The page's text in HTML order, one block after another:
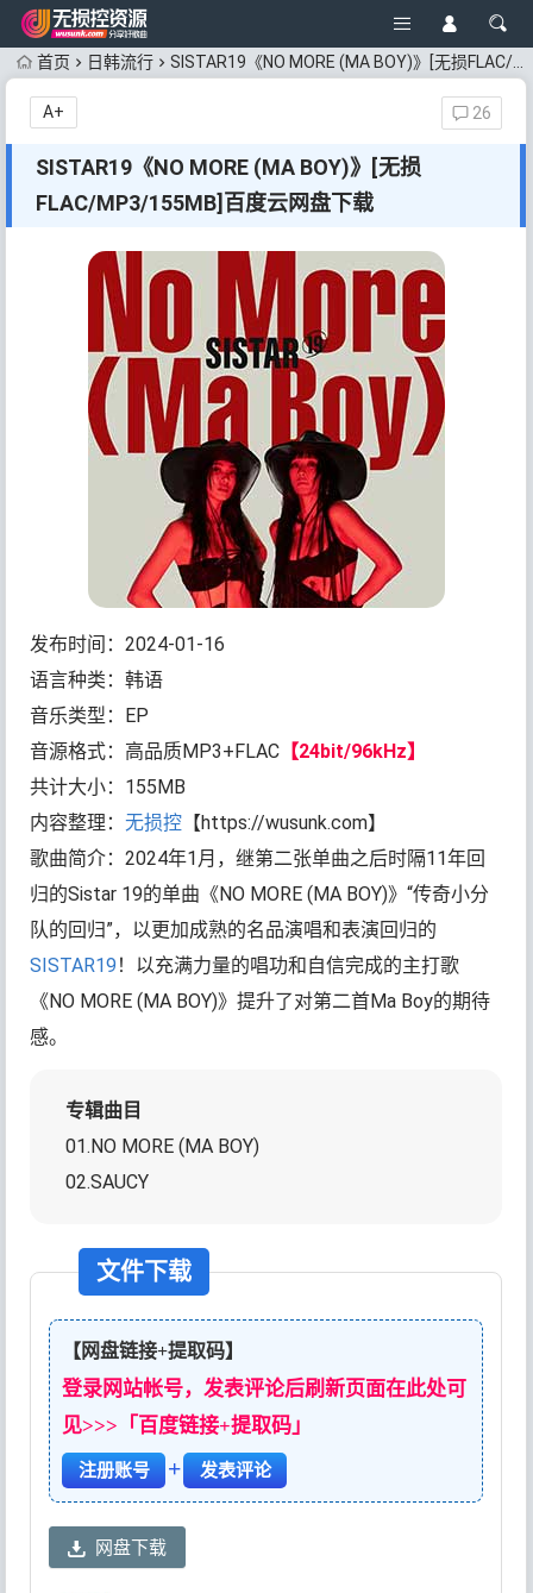
首页 日韩流行 SISTAR19《NO MORE (MA BOY)》[无损FLAC/MP3/155MB]百度云网盘下载
SISTAR19《NO MORE (MA BOY)》[无损
FLAC/MP3/155MB]百度云网盘下载
26
A+
发布时间：2024-01-16
语言种类：韩语
音乐类型：EP
音源格式：高品质MP3+FLAC 【24bit/96kHz】
共计大小：155MB
内容整理：无损控 【https://wusunk.com】
歌曲简介：2024年1月，继第二张单曲之后时隔11年回
归的Sistar 19的单曲《NO MORE (MA BOY)》“传奇小分
队的回归”，以更加成熟的名品演唱和表演回归的
SISTAR19 ！以充满力量的唱功和自信完成的主打歌
《NO MORE (MA BOY)》提升了对第二首Ma Boy的期待
感。
专辑曲目
01.NO MORE (MA BOY)
02.SAUCY
文件下载
【网盘链接+提取码】
登录网站帐号，发表评论后刷新页面在此处可
见>>>「百度链接+提取码」
注册账号 + 发表评论
网盘下载